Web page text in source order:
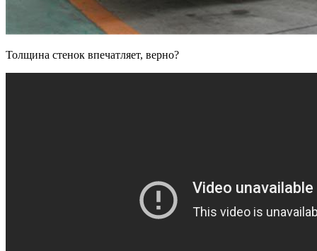
Толщина стенок впечатляет, верно?